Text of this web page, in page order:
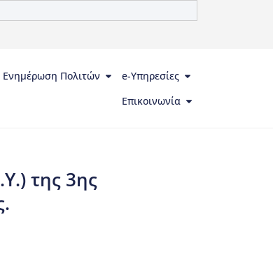
Ενημέρωση Πολιτών
e-Υπηρεσίες
Επικοινωνία
της 3ης